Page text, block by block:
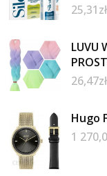
25,31zł
LUVU
26,47zł
Hugo
1